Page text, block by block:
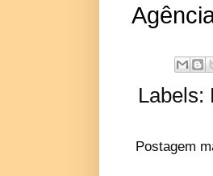
Labels:
Postagem